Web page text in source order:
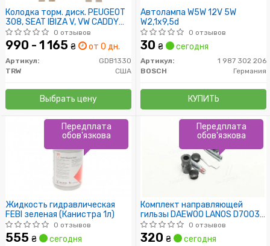
Колодка торм. диск. PEUGEOT
308, SEAT IBIZA V, VW CADDY
задн. (пр-во TRW)
0 отзывов
990 - 1 165 ₴ от 0 дн.
Артикул:
GDB1330
TRW
США
Выбрать цену
Автолампа W5W 12V 5W
W2,1x9,5d
0 отзывов
30 ₴ сегодня
Артикул:
1 987 302 206
BOSCH
Германия
КУПИТЬ
Жидкость гидравлическая
FEBI зеленая (Канистра 1л)
0 отзывов
555 ₴ сегодня
Передплата
обов'язкова
Комплект направляющей
гильзы DAEWOO LANOS D7003C
(пр-во ERT)
0 отзывов
320 ₴ сегодня
Передплата
обов'язкова